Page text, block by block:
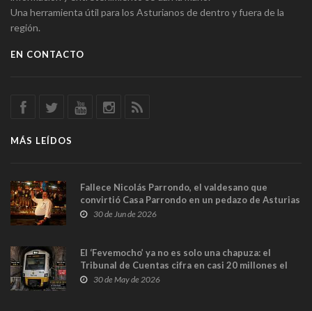
Una herramienta útil para los Asturianos de dentro y fuera de la
región.
EN CONTACTO
MÁS LEÍDOS
Fallece Nicolás Parrondo, el valdesano que
convirtió Casa Parrondo en un pedazo de Asturias
en Madrid
30 de Jun de 2026
El ‘Fevemocho’ ya no es solo una chapuza: el
Tribunal de Cuentas cifra en casi 20 millones el
sobrecoste de los trenes que no cabían por los
30 de May de 2026